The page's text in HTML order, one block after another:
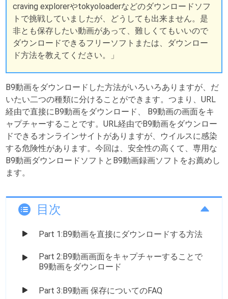
craving explorerやtokyoloaderなどのダウンロードソフ
トで挑戦していましたが、どうしても出来ません。是
非とも保存したい動画があって、難しくてもいいので
ダウンロードできるフリーソフトまたは、ダウンロー
ド方法を教えてください。」
B9動画をダウンロードした方法がいろいろありますが、だ
いたい二つの種類に分けることができます。つまり、URL
経由で直接にB9動画をダウンロード、 B9動画の画面をキ
ャプチャーすることです。URL経由でB9動画をダウンロー
ドできるオンラインサイトがありますが、ウイルスに感染
する危険性があります。今回は、安全性の高くて、専用な
B9動画ダウンロードソフトとB9動画録画ソフトをお薦めし
ます。
目次
Part 1:B9動画を直接にダウンロードする方法
Part 2:B9動画画面をキャプチャーすることで
B9動画をダウンロード
Part 3:B9動画 保存についてのFAQ